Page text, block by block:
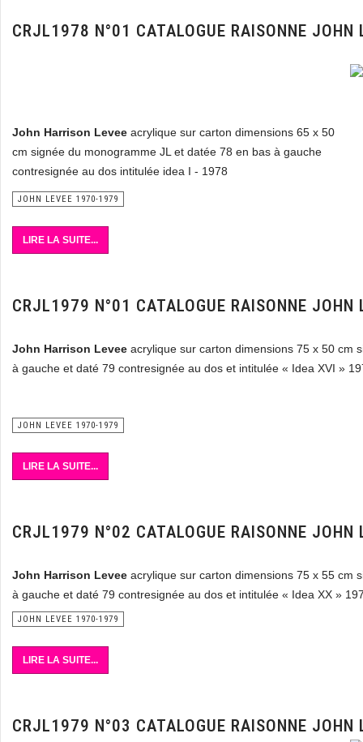
CRJL1978 N°01 CATALOGUE RAISONNE JOHN
John Harrison Levee acrylique sur carton dimensions 65 x 50
cm signée du monogramme JL et datée 78 en bas à gauche
contresignée au dos intitulée idea I - 1978
JOHN LEVEE 1970-1979
LIRE LA SUITE...
CRJL1979 N°01 CATALOGUE RAISONNE JOHN
John Harrison Levee acrylique sur carton dimensions 75 x 50 cm
à gauche et daté 79 contresignée au dos et intitulée « Idea XVI »
JOHN LEVEE 1970-1979
LIRE LA SUITE...
CRJL1979 N°02 CATALOGUE RAISONNE JOHN
John Harrison Levee acrylique sur carton dimensions 75 x 55 cm
à gauche et daté 79 contresignée au dos et intitulée « Idea XX »
JOHN LEVEE 1970-1979
LIRE LA SUITE...
CRJL1979 N°03 CATALOGUE RAISONNE JOHN